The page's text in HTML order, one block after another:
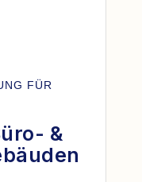
FÜR
&